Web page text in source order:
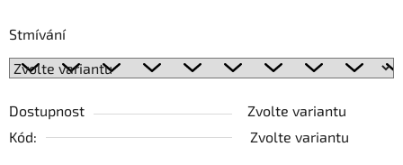
Stmívání
Dostupnost
Zvolte variantu
Kód:
Zvolte variantu